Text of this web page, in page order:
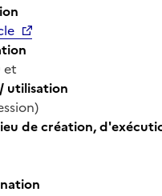
et
utilisation
de création,